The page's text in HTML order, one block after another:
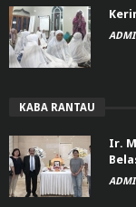
KABA RANTAU
Ir.